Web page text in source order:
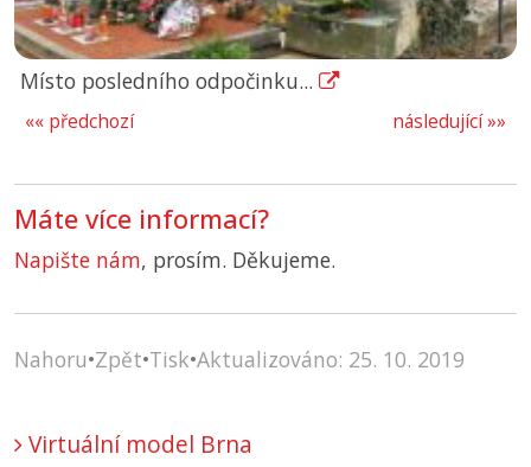
Místo posledního odpočinku...
následující »»
«« předchozí
Máte více informací?
Napište nám, prosím. Děkujeme.
Nahoru•Zpět•Tisk•Aktualizováno: 25. 10. 2019
Virtuální model Brna